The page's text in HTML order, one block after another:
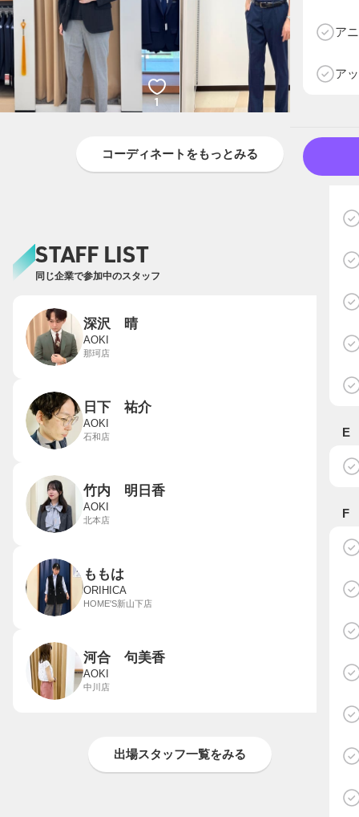
E
F
ア
ア
1
コーディネートをもっとみる
STAFF LIST
同じ企業で参加中のスタッフ
深沢 晴
AOKI
那珂店
日下 祐介
AOKI
石和店
竹内 明日香
AOKI
北本店
ももは
ORIHICA
HOME'S新山下店
河合 句美香
AOKI
中川店
出場スタッフ一覧をみる